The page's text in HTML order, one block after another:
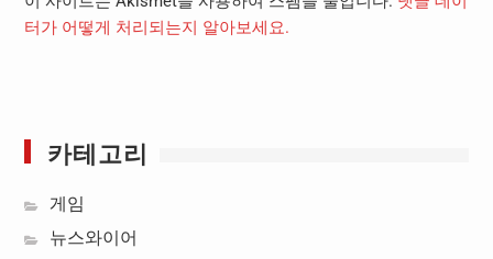
터가 어떻게 처리되는지 알아보세요.
카테고리
게임
뉴스와이어